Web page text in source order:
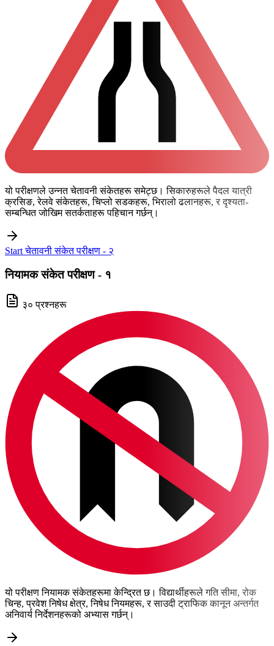
यो परीक्षणले उन्नत चेतावनी संकेतहरू समेट्छ। सिकारुहरूले पैदल यात्री
क्रसिङ, रेलवे संकेतहरू, चिप्लो सडकहरू, भिरालो ढलानहरू, र दृश्यता-
सम्बन्धित जोखिम सतर्कताहरू पहिचान गर्छन्।
Start चेतावनी संकेत परीक्षण - २
नियामक संकेत परीक्षण - १
३० प्रश्नहरू
यो परीक्षण नियामक संकेतहरूमा केन्द्रित छ। विद्यार्थीहरूले गति सीमा, रोक
चिन्ह, प्रवेश निषेध क्षेत्र, निषेध नियमहरू, र साउदी ट्राफिक कानून अन्तर्गत
अनिवार्य निर्देशनहरूको अभ्यास गर्छन्।